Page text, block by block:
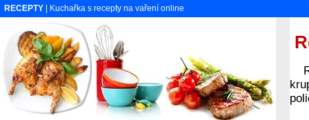
RECEPTY | Kuchařka s recepty na vaření online